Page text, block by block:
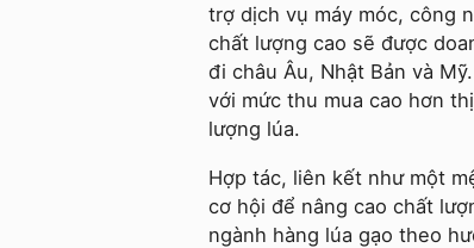
trợ dịch vụ máy móc, công
chất lượng cao sẽ được
đi châu Âu, Nhật Bản và
với mức thu mua cao hơn
lượng lúa.
Hợp tác, liên kết như một
cơ hội để nâng cao chất
ngành hàng lúa gạo theo